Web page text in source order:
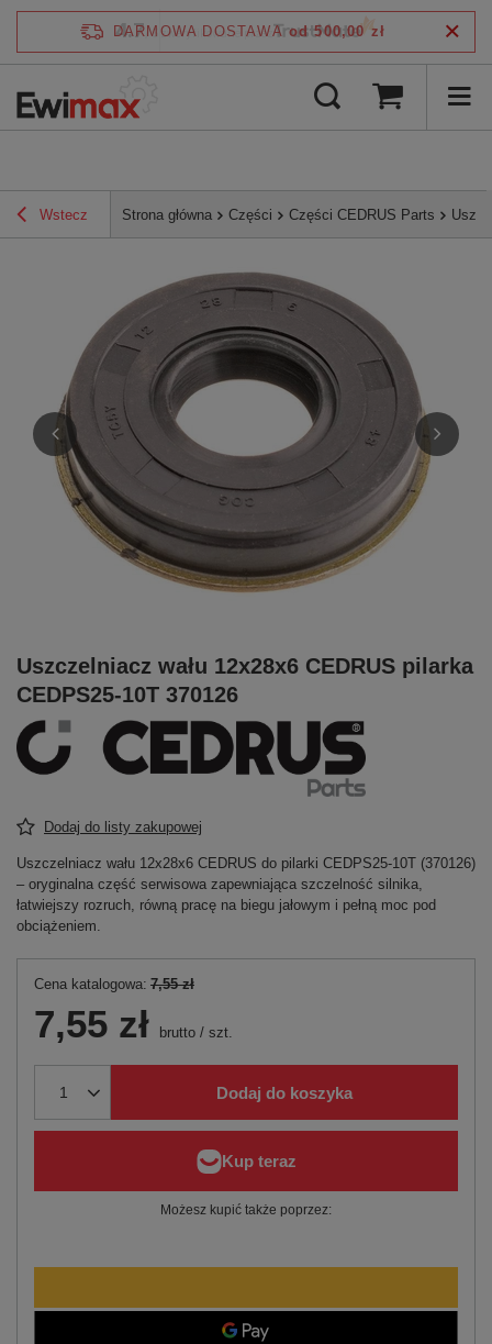
DARMOWA DOSTAWA od 500,00 zł
Wstecz Strona główna Części Części CEDRUS Parts
Uszczelniacz wału 12x28x6 CEDRUS pilarka
CEDPS25-10T 370126
Dodaj do listy zakupowej
Uszczelniacz wału 12x28x6 CEDRUS do pilarki CEDPS25-10T (370126)
– oryginalna część serwisowa zapewniająca szczelność silnika,
łatwiejszy rozruch, równą pracę na biegu jałowym i pełną moc pod
obciążeniem.
Cena katalogowa: 7,55 zł
7,55 zł brutto / szt.
Dodaj do koszyka
Możesz kupić także poprzez:
4.7/5 zweryfikowane przez